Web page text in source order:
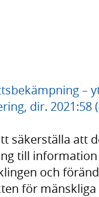
–
dir. 2021:58
säkerställa att
till
och
för